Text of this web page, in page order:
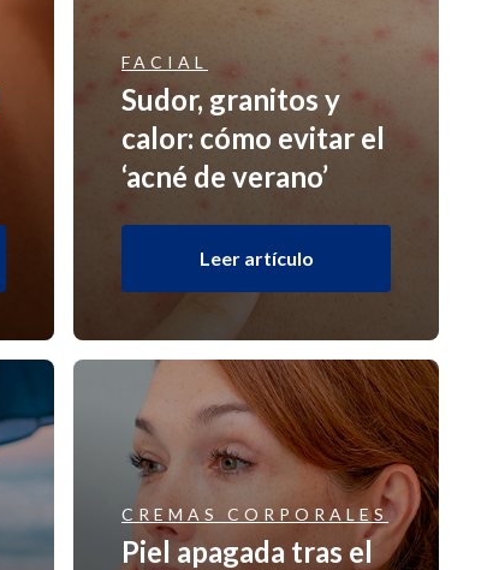
FACIAL
Sudor, granitos y
calor: cómo evitar el
‘acné de verano’
Leer artículo
CREMAS CORPORALES
Piel apagada tras el